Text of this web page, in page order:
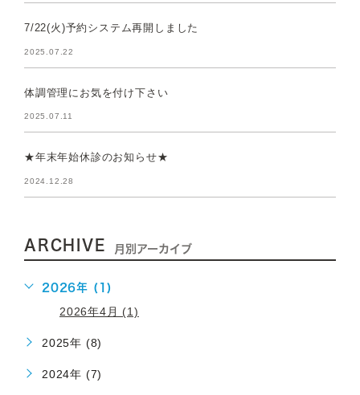
7/22(火)予約システム再開しました
2025.07.22
体調管理にお気を付け下さい
2025.07.11
★年末年始休診のお知らせ★
2024.12.28
ARCHIVE 月別アーカイブ
2026年 (1)
2026年4月 (1)
2025年 (8)
2024年 (7)